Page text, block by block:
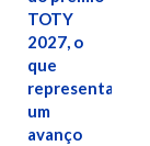
TOTY
2027, o
que
representa
um
avanço